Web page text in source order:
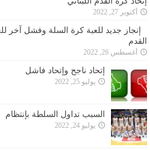
أكتوبر 27, 2022
إنجاز جديد للعبة كرة السلة وفشل آخر
القدم
أغسطس 26, 2022
إتحاد ناجح وإتحاد فاشل
يوليو 25, 2022
السبب تداول السلطة بإنتظام
يوليو 24, 2022